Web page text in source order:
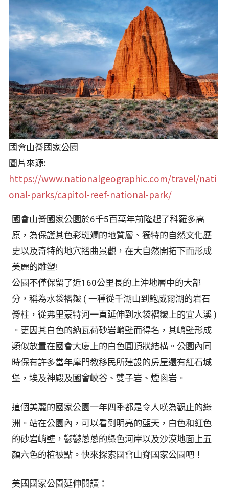
國會山脊國家公園
圖片來源:
https://www.nationalgeographic.com/travel/nati
onal-parks/capitol-reef-national-park/
國會山脊國家公園於6千5百萬年前隆起了科羅多高
原，為保護其色彩斑斕的地質層、獨特的自然文化歷
史以及奇特的地穴摺曲景觀，在大自然開拓下而形成
美麗的雕塑!
公園不僅保留了近160公里長的上沖地層中的大部
分，稱為水袋褶皺 ( 一種從千湖山到鮑威爾湖的岩石
脊柱，從弗里蒙特河一直延伸到水袋褶皺上的宜人溪 )
。更因其白色的納瓦荷砂岩峭壁而得名，其峭壁形成
類似放置在國會大廈上的白色圓頂狀結構。公園內同
時保有許多當年摩門教移民所建設的房屋還有紅石城
堡，埃及神殿及國會峽谷、雙子岩、煙囪岩。
這個美麗的國家公園一年四季都是令人嘆為觀止的綠
洲。站在公園內，可以看到明亮的藍天，白色和紅色
的砂岩峭壁，鬱鬱蔥蔥的綠色河岸以及沙漠地面上五
顏六色的植被點。快來探索國會山脊國家公園吧！
美國國家公園延伸閱讀：